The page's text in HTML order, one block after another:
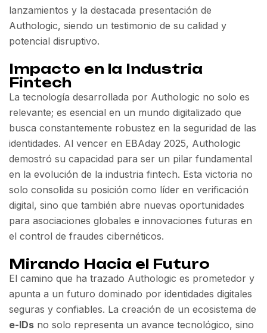
lanzamientos y la destacada presentación de
Authologic, siendo un testimonio de su calidad y
potencial disruptivo.
Impacto en la Industria
Fintech
La tecnología desarrollada por Authologic no solo es
relevante; es esencial en un mundo digitalizado que
busca constantemente robustez en la seguridad de las
identidades. Al vencer en EBAday 2025, Authologic
demostró su capacidad para ser un pilar fundamental
en la evolución de la industria fintech. Esta victoria no
solo consolida su posición como líder en verificación
digital, sino que también abre nuevas oportunidades
para asociaciones globales e innovaciones futuras en
el control de fraudes cibernéticos.
Mirando Hacia el Futuro
El camino que ha trazado Authologic es prometedor y
apunta a un futuro dominado por identidades digitales
seguras y confiables. La creación de un ecosistema de
e-IDs no solo representa un avance tecnológico, sino